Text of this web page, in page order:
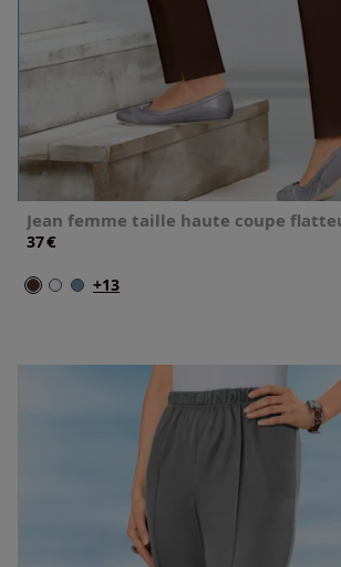
Jean femme taille haute coupe
37€
+13